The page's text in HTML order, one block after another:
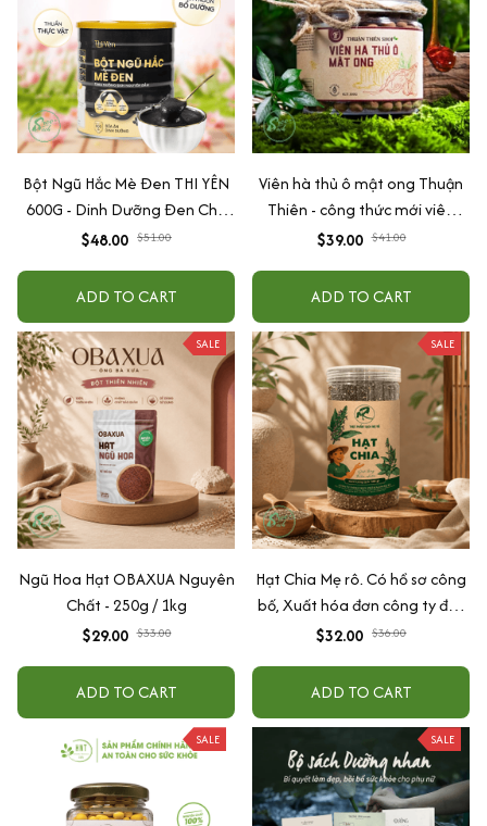
Bột Ngũ Hắc Mè Đen THI YÊN
600G - Dinh Dưỡng Đen Cho
Tóc & Giấc Ngủ
$48.00 $51.00
ADD TO CART
Viên hà thủ ô mật ong Thuận
Thiên - công thức mới viên
mềm, to hơn
$39.00 $41.00
ADD TO CART
SALE
Ngũ Hoa Hạt OBAXUA Nguyên
Chất - 250g / 1kg
$29.00 $33.00
ADD TO CART
SALE
Hạt Chia Mẹ rô. Có hồ sơ công
bố, Xuất hóa đơn công ty đầy
đủ
$32.00 $36.00
ADD TO CART
SALE SALE